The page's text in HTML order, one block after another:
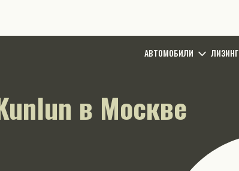
АВТОМОБИЛИ ЛИЗИНГ
в Москве